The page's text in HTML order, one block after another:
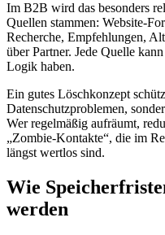
Im B2B wird das besonders
Quellen stammen: Website-
Recherche, Empfehlungen,
über Partner. Jede Quelle
Logik haben.
Ein gutes Löschkonzept
Datenschutzproblemen,
Wer regelmäßig aufräumt,
„Zombie-Kontakte“, die im
längst wertlos sind.
Wie
werden